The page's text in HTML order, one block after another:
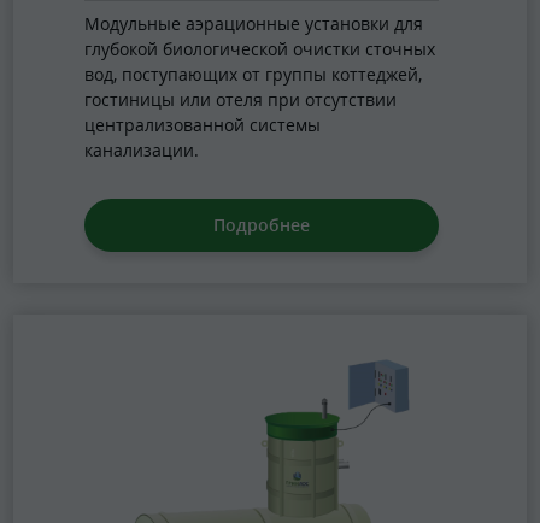
Модульные аэрационные установки для
глубокой биологической очистки сточных
вод, поступающих от группы коттеджей,
гостиницы или отеля при отсутствии
централизованной системы
канализации.
Подробнее